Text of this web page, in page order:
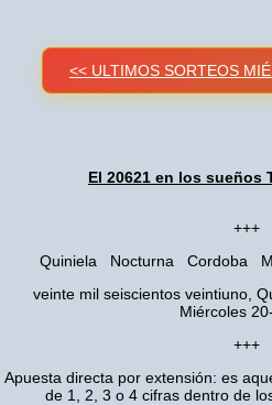
<< ULTIMOS SORTEOS
El 20621 en los sueños
+++
Quiniela Nocturna Cordoba
veinte mil seiscientos veintiuno,
Miércoles
+++
Apuesta directa por extensión: es
de 1, 2, 3 o 4 cifras dentro de